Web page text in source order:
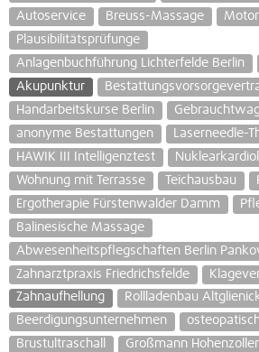
Autoservice
Breuss-Massage
Plausibilitätsprüfunge
Anlagenbuchführung Lichterfelde Berlin
Akupunktur
Handarbeitskurse Berlin
anonyme Bestattungen
Laserneedle-
HAWIK III Intelligenztest
Wohnung mit Terrasse
Teichausbau
Ergotherapie Fürstenwalder Damm
Balinesische Massage
Abwesenheitspflegschaften Berlin
Zahnarztpraxis Friedrichsfelde
Zahnaufhellung
Rollladenbau
Beerdigungsunternehmen
Brustultraschall
Großmann